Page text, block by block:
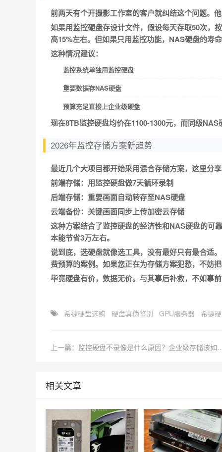
前两天有个开摄影工作室的客户就纠结这个问题。
如果用监控硬盘存设计文件，假设每天存取50次，
高15%左右。但如果只用监控功能，NAS硬盘的寿
这种情况建议：
监控系统单独用监控硬盘
重要数据存NAS硬盘
预算充足直接上企业级硬盘
现在8TB监控硬盘均价在1100-1300元，而同级
2026年监控存储方案新趋势
最近几个大项目都开始采用混合存储方案，这里分
前端存储： 用监控硬盘做7天循环录制
后端存储： 重要画面自动转存至NAS硬盘
云端备份： 关键画面同步上传加密云存储
这种方案结合了监控硬盘的经济性和NAS硬盘的可
本能节省3万左右。
说到底，选硬盘就像选工具，没有最好只有最合适
费预算的案例。如果您正在为存储方案犯愁，不妨
毕竟硬盘有价，数据无价。与其事后补救，不如事
希捷硬盘选购 硬盘真伪鉴别 GPU服务器 希捷
上一篇：监控硬盘不录像
相关文章